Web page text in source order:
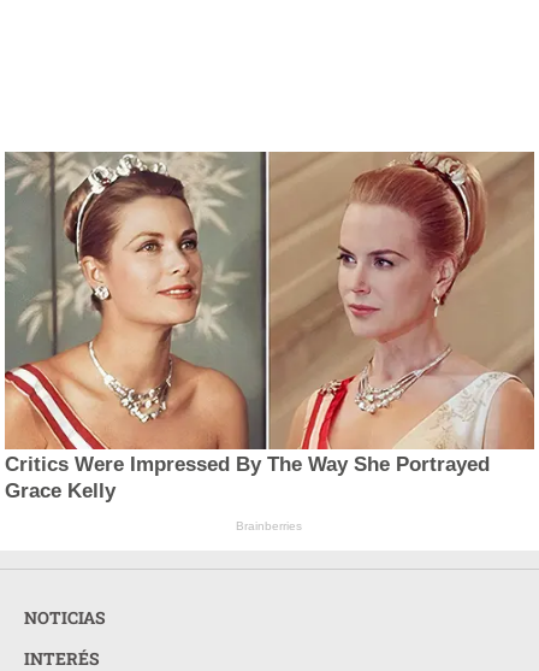
Critics Were Impressed By The Way She Portrayed
Grace Kelly
Brainberries
NOTICIAS
INTERÉS